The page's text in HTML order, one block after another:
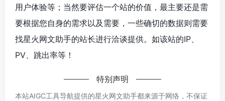
用户体验等；当然要评估一个站的价值，最主要还是需
要根据您自身的需求以及需要，一些确切的数据则需要
找星火网文助手的站长进行洽谈提供。如该站的IP、
PV、跳出率等！
特别声明
本站AIGC工具导航提供的星火网文助手都来源于网络，不保证